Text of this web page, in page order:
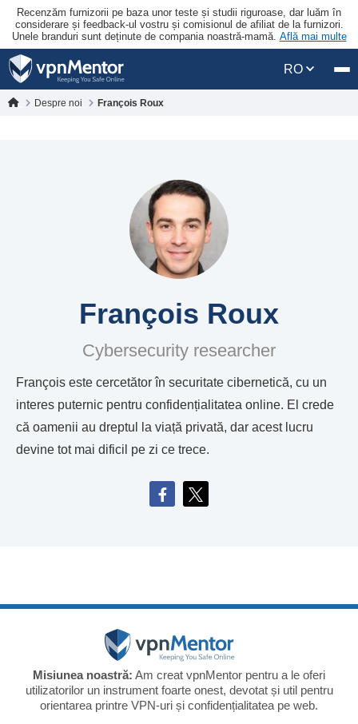
Recenzăm furnizorii pe baza unor teste și studii riguroase, dar luăm în
considerare și feedback-ul vostru și comisionul de afiliat de la furnizori.
Unele branduri sunt deținute de compania noastră-mamă. Află mai multe
RO
Despre noi François Roux
François Roux
Cybersecurity researcher
François este cercetător în securitate cibernetică, cu un
interes puternic pentru confidențialitatea online. El crede
că oamenii au dreptul la viață privată, dar acest lucru
devine tot mai dificil pe zi ce trece.
Misiunea noastră: Am creat vpnMentor pentru a le oferi
utilizatorilor un instrument foarte onest, devotat și util pentru
orientarea printre VPN-uri și confidențialitatea pe web.